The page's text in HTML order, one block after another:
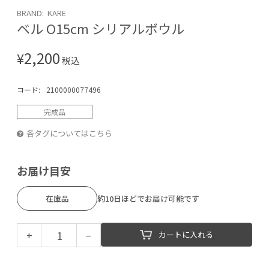
BRAND: KARE
ベル O15cm シリアルボウル
¥2,200税込
コード: 2100000077496
完成品
各タグについてはこちら
お届け目安
在庫品 約10日ほどでお届け可能です
+ − カートに入れる